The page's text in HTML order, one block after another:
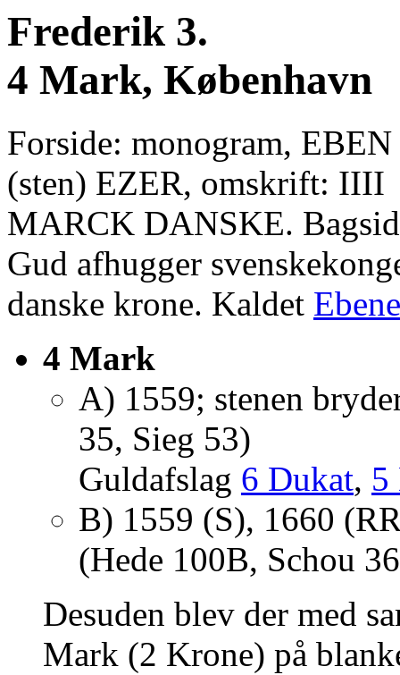
Frederik 3.
4 Mark, København
Forside: monogram, EBEN
(sten) EZER, omskrift: IIII
MARCK DANSKE.
Gud afhugger
danske krone. Kaldet
4 Mark
A) 1559; stenen
35, Sieg 53)
Guldafslag 6 Dukat, 5
B) 1559 (S), 1660
(Hede 100B, Schou
Desuden blev der med
Mark (2 Krone) på